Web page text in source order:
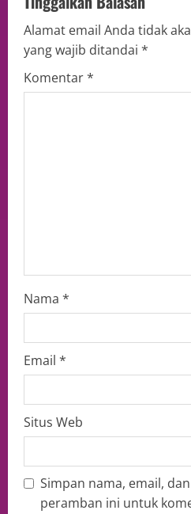
Alamat email Anda tidak
yang wajib ditandai *
Komentar*
Nama *
Email *
Situs Web
Simpan nama, email,
peramban ini untuk